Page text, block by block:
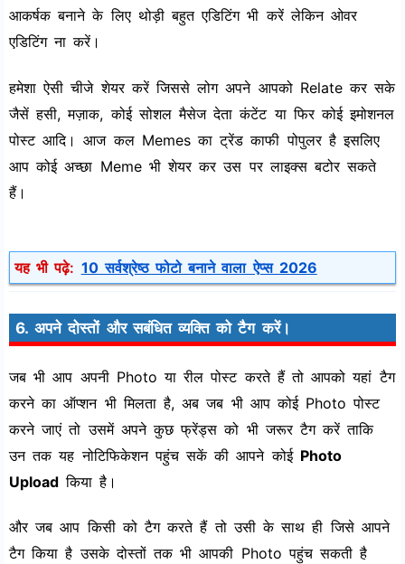
आकर्षक बनाने के लिए थोड़ी बहुत एडिटिंग भी करें लेकिन ओवर
एडिटिंग ना करें।
हमेशा ऐसी चीजे शेयर करें जिससे लोग अपने आपको Relate कर सके
जैसें हसी, मज़ाक, कोई सोशल मैसेज देता कंटेंट या फिर कोई इमोशनल
पोस्ट आदि। आज कल Memes का ट्रेंड काफी पोपुलर है इसलिए
आप कोई अच्छा Meme भी शेयर कर उस पर लाइक्स बटोर सकते
हैं।
यह भी पढ़े: 10 सर्वश्रेष्ठ फोटो बनाने वाला ऐप्स 2026
6. अपने दोस्तों और सबंधित व्यक्ति को टैग करें।
जब भी आप अपनी Photo या रील पोस्ट करते हैं तो आपको यहां टैग
करने का ऑप्शन भी मिलता है, अब जब भी आप कोई Photo पोस्ट
करने जाएं तो उसमें अपने कुछ फ्रेंड्स को भी जरूर टैग करें ताकि
उन तक यह नोटिफिकेशन पहुंच सकें की आपने कोई Photo
Upload किया है।
और जब आप किसी को टैग करते हैं तो उसी के साथ ही जिसे आपने
टैग किया है उसके दोस्तों तक भी आपकी Photo पहुंच सकती है